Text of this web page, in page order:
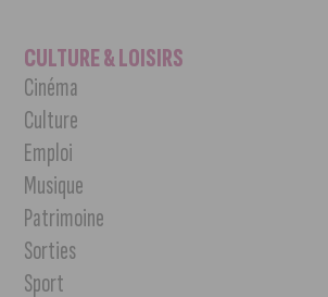
CULTURE & LOISIRS
Cinéma
Culture
Emploi
Musique
Patrimoine
Sorties
Sport